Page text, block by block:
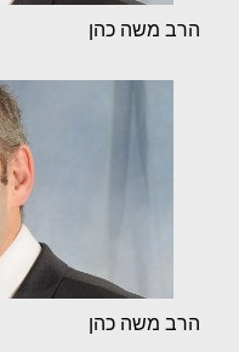
הרב משה כהן
הרב משה כהן